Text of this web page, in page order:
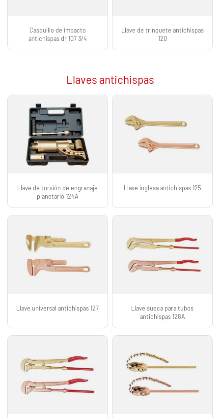
Casquillo de impacto
antichispas dr 107 3/4
Llave de trinquete antichispas
120
Llaves antichispas
Llave de torsión de engranaje
planetario 124A
Llave inglesa antichispas 125
Llave universal antichispas 127
Llave sueca para tubos
antichispas 128A